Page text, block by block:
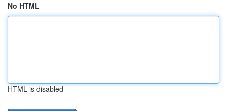
No HTML
HTML is disabled